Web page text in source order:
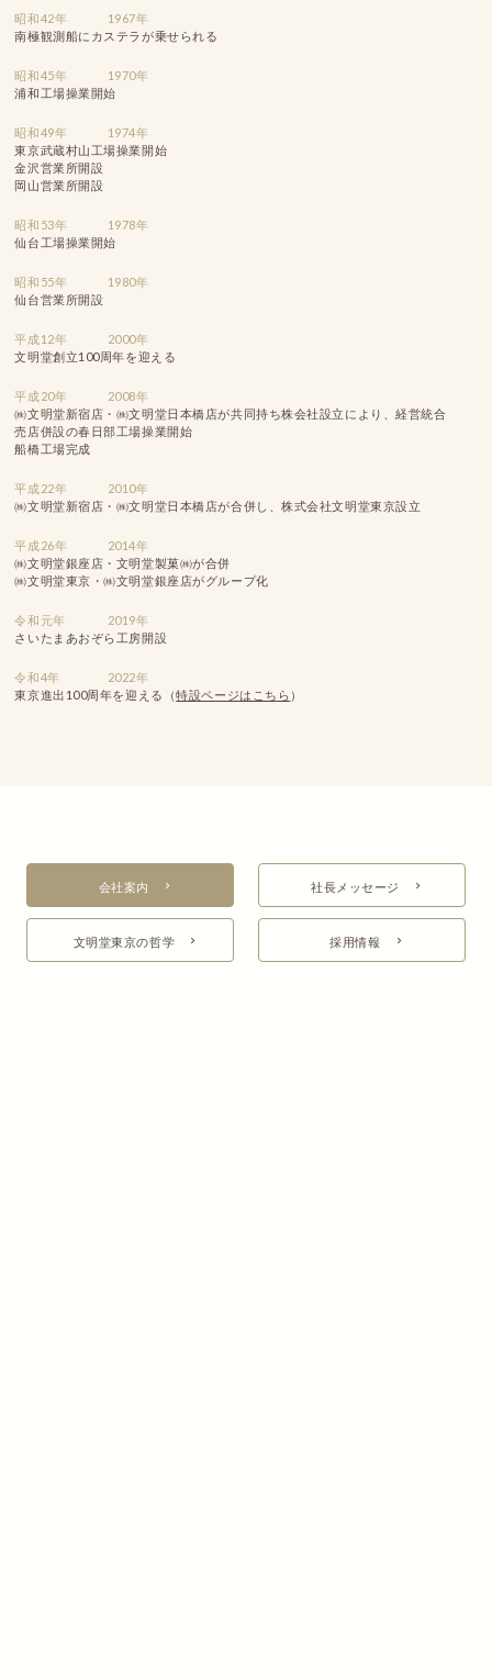
昭和42年
1967年
南極観測船にカステラが乗せられる
昭和45年
1970年
浦和工場操業開始
昭和49年
1974年
東京武蔵村山工場操業開始
金沢営業所開設
岡山営業所開設
昭和53年
1978年
仙台工場操業開始
昭和55年
1980年
仙台営業所開設
平成12年
2000年
文明堂創立100周年を迎える
平成20年
2008年
㈱文明堂新宿店・㈱文明堂日本橋店が共同持ち株会社設立により、経営統合
売店併設の春日部工場操業開始
船橋工場完成
平成22年
2010年
㈱文明堂新宿店・㈱文明堂日本橋店が合併し、株式会社文明堂東京設立
平成26年
2014年
㈱文明堂銀座店・文明堂製菓㈱が合併
㈱文明堂東京・㈱文明堂銀座店がグループ化
令和元年
2019年
さいたまあおぞら工房開設
令和4年
2022年
東京進出100周年を迎える
（特設ページはこちら ）
会社案内 社長メッセージ
文明堂東京の哲学 採用情報